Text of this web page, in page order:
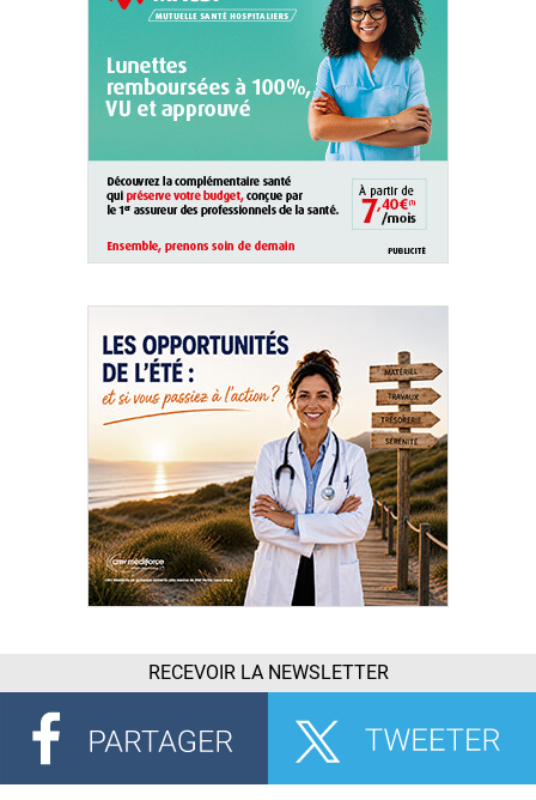
RECEVOIR LA NEWSLETTER